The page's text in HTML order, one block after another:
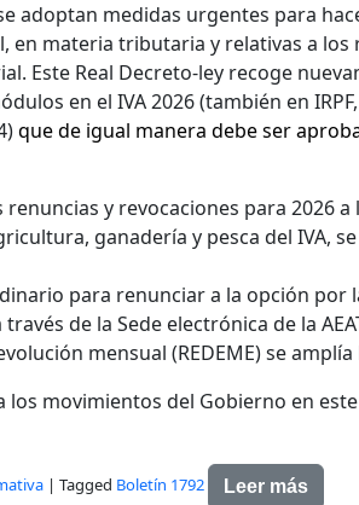
adoptan medidas urgentes para
en materia tributaria y relativas a los
Este Real Decreto-ley recoge
en el IVA 2026 (también en
que de igual manera debe ser
renuncias y revocaciones para 2026
ganadería y pesca del IVA,
para renunciar a la opción por
de la Sede electrónica de la
mensual (REDEME) se
los movimientos del Gobierno en
| Tagged Boletín 1792 Leer más